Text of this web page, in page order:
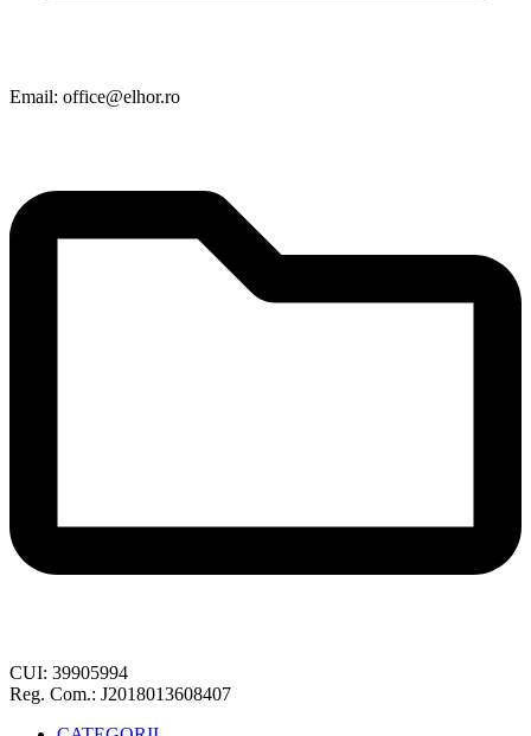
Email: office@elhor.ro
CUI: 39905994
Reg. Com.: J2018013608407